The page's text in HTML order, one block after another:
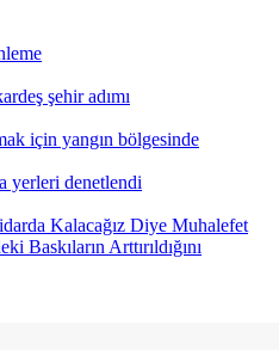
şehir adımı
için yangın bölgesinde
yerleri denetlendi
Kalacağız Diye Muhalefet
Baskıların Arttırıldığını